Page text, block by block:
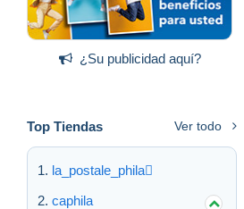
¿Su publicidad aquí?
Top Tiendas Ver todo
la_postale_phila
caphila